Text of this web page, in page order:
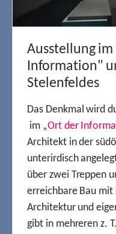
Ausstellung
Information"
Stelenfeldes
Das Denkmal wird
im „Ort der
Architekt in der
unterirdisch
über zwei Treppen
erreichbare Bau mit
Architektur und
gibt in mehreren z.